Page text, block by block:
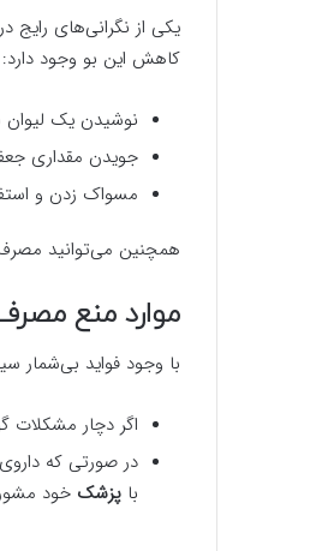
یکی از نگرانی‌های رایج
کاهش این بو وجود دارد:
نوشیدن یک
جویدن مقداری
مسواک زدن و
همچنین می‌توانید مصرف
موارد منع
با وجود فواید بی‌شمار
اگر دچار مشکلات
در صورتی که
با پزشک خود